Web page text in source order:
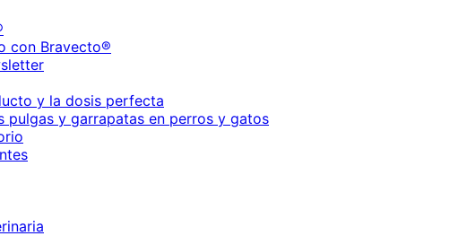
con Bravecto®
y la dosis perfecta
pulgas y garrapatas en perros y gatos